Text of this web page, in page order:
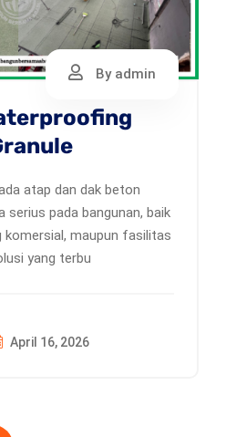
By admin
atap dan dak beton
serius pada bangunan, baik
komersial, maupun fasilitas
yang terbu
April 16, 2026